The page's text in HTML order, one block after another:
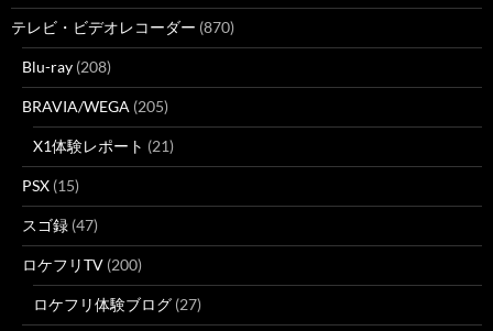
テレビ・ビデオレコーダー (870)
Blu-ray (208)
BRAVIA/WEGA (205)
X1体験レポート (21)
PSX (15)
スゴ録 (47)
ロケフリTV (200)
ロケフリ体験ブログ (27)